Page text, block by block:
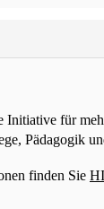
Initiative für
Pädagogik
finden Sie